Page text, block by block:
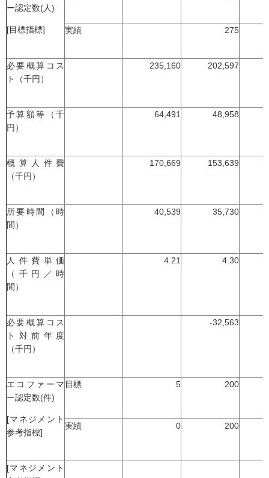
ー認定数(人)
[目標指標] 実績 275
必要概算コス
ト（千円）
235,160 202,597
予算額等（千
円）
64,491 48,958
概算人件費
（千円）
170,669 153,639
所要時間（時
間）
40,539 35,730
人件費単価
（千円／時
間）
4.21 4.30
必要概算コス
ト対前年度
（千円）
-32,563
エコファーマ
ー認定数(件)
[マネジメント
参考指標]
目標 5 200
実績 0 200
[マネジメント